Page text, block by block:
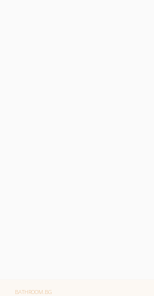
BATHROOM.BG